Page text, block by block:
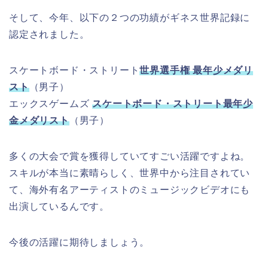
そして、今年、以下の２つの功績がギネス世界記録に
認定されました。
スケートボード・ストリート世界選手権 最年少メダリ
スト（男子）
エックスゲームズスケートボード・ストリート最年少
金メダリスト（男子）
多くの大会で賞を獲得していてすごい活躍ですよね。
スキルが本当に素晴らしく、世界中から注目されてい
て、海外有名アーティストのミュージックビデオにも
出演しているんです。
今後の活躍に期待しましょう。